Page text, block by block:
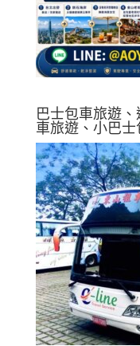
巴士包車旅遊
車旅遊、小巴